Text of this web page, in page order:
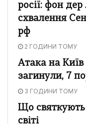
росії: фон
схвалення
рф
2 ГОДИНИ ТОМУ
Атака на
загинули, 7
3 ГОДИНИ ТОМУ
Що святкують
світі